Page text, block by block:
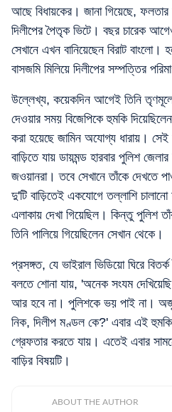
আছে বিধায়কের। জানা গিয়েছে, ফলতার
দিলীপের পৈতৃক ভিটে। বছর চারেক
সেখানে এখন বানিয়েছেন বিরাট বাংলো।
বাসজমি মিলিয়ে দিলীপের সম্পত্তির
উল্লেখ্য, কয়েকদিন আগেই তিনি
দেওয়ার সময় বিজেপিকে হুমকি
করা হয়েছে জামিন অযোগ্য ধারায়। সেই
বাড়িতে যায় ডায়মন্ড হারবার পুলিশ জেলার
জওয়ানরা। তবে সেখানে তাঁকে দেখতে
দু'টি বাড়িতেই একযোগে তল্লাশি
এলাকায় দেখা গিয়েছিল। কিন্তু পুলিশ
তিনি পালিয়ে গিয়েছিলেন সেখান থেকে।
প্রসঙ্গত, যে ভাইরাল ভিডিয়ো ঘিরে
বলতে শোনা যায়, 'অনেক সংযম
আর হবে না। পুলিশকে ভয় পাই না।
নিক, দিলীপ মণ্ডল কে?' এবার এই
গ্রেফতার করতে যায়। এতেই এবার
বাড়ির বিষয়টি।
ABOUT THE AUTHOR